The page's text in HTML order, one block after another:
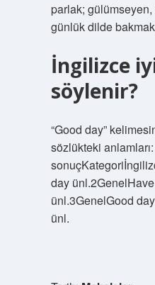
parlak; gülümseyen,
günlük dilde
İngilizce
söylenir?
“Good day”
sözlükteki
day
ünl.3GenelGood
ünl.